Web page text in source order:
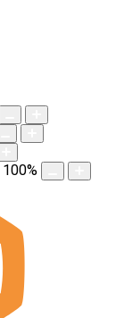
100%